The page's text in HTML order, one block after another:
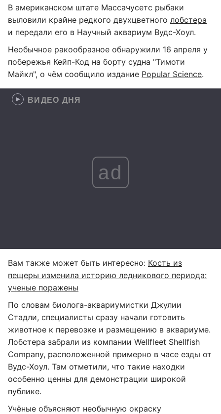
В американском штате Массачусетс рыбаки
выловили крайне редкого двухцветного лобстера
и передали его в Научный аквариум Вудс-Хоул.
Необычное ракообразное обнаружили 16 апреля у
побережья Кейп-Код на борту судна "Тимоти
Майкл", о чём сообщило издание Popular Science.
ВИДЕО ДНЯ
ad
Вам также может быть интересно: Кость из
пещеры изменила историю ледникового периода:
ученые поражены
По словам биолога-аквариумистки Джулии
Стадли, специалисты сразу начали готовить
животное к перевозке и размещению в аквариуме.
Лобстера забрали из компании Wellfleet Shellfish
Company, расположенной примерно в часе езды от
Вудс-Хоул. Там отметили, что такие находки
особенно ценны для демонстрации широкой
публике.
Учёные объясняют необычную окраску